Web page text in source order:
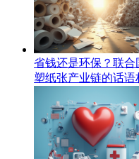
省钱还是环保？联
塑纸张产业链的话语